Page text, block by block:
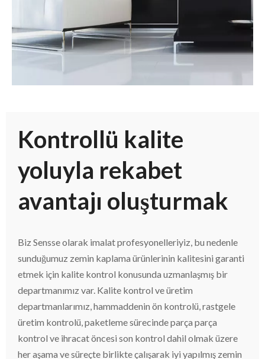
Kontrollü kalite
yoluyla rekabet
avantajı oluşturmak
Biz Sensse olarak imalat profesyonelleriyiz, bu nedenle
sunduğumuz zemin kaplama ürünlerinin kalitesini garanti
etmek için kalite kontrol konusunda uzmanlaşmış bir
departmanımız var. Kalite kontrol ve üretim
departmanlarımız, hammaddenin ön kontrolü, rastgele
üretim kontrolü, paketleme sürecinde parça parça
kontrol ve ihracat öncesi son kontrol dahil olmak üzere
her aşama ve süreçte birlikte çalışarak iyi yapılmış zemin